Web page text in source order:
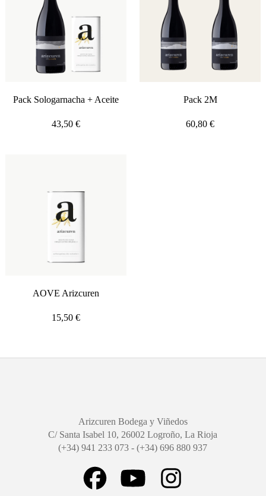
Pack Sologarnacha + Aceite
43,50 €
Pack 2M
60,80 €
AOVE Arizcuren
15,50 €
Arizcuren Bodega y Viñedos
C/ Santa Isabel 10, 26002 Logroño, La Rioja
(+34) 941 233 073 - (+34) 696 880 937